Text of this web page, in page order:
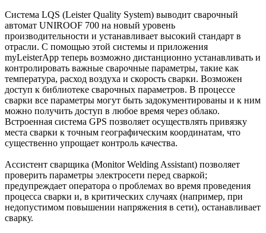
Система LQS (Leister Quality System) выводит сварочный
автомат UNIROOF 700 на новый уровень
производительности и устанавливает высокий стандарт в
отрасли. С помощью этой системы и приложения
myLeisterApp теперь возможно дистанционно устанавливать и
контролировать важные сварочные параметры, такие как
температура, расход воздуха и скорость сварки. Возможен
доступ к библиотеке сварочных параметров. В процессе
сварки все параметры могут быть задокументированы и к ним
можно получить доступ в любое время через облако.
Встроенная система GPS позволяет осуществлять привязку
места сварки к точным географическим координатам, что
существенно упрощает контроль качества.
Ассистент сварщика (Monitor Welding Assistant) позволяет
проверить параметры электросети перед сваркой;
предупреждает оператора о проблемах во время проведения
процесса сварки и, в критических случаях (например, при
недопустимом повышении напряжения в сети), останавливает
сварку.